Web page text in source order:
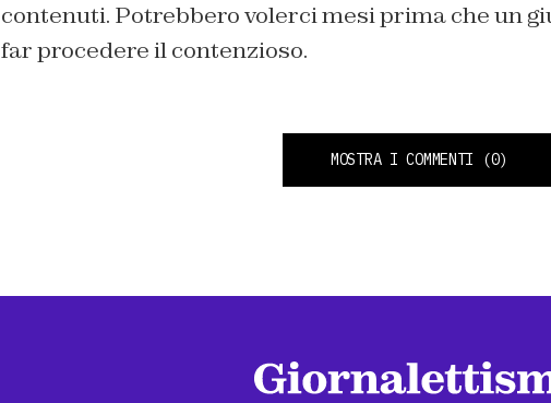
contenuti. Potrebbero volerci mesi prima che un
far procedere il contenzioso.
MOSTRA I COMMENTI (0)